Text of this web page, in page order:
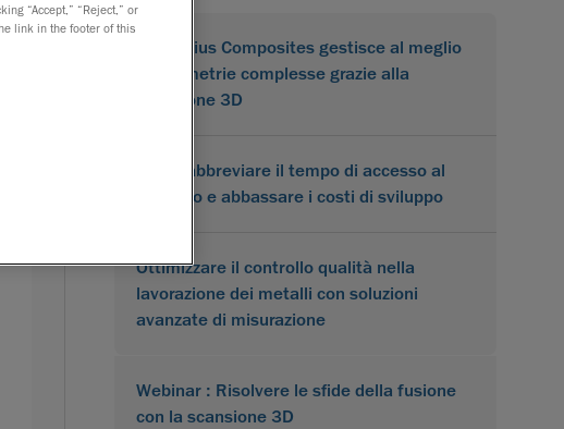
Karbonius Composites gestisce al meglio
le geometrie complesse grazie alla
scansione 3D
Come abbreviare il tempo di accesso al
mercato e abbassare i costi di sviluppo
Ottimizzare il controllo qualità nella
lavorazione dei metalli con soluzioni
avanzate di misurazione
Webinar : Risolvere le sfide della fusione
con la scansione 3D
“Accept,” “Reject,” or
link in the footer of this